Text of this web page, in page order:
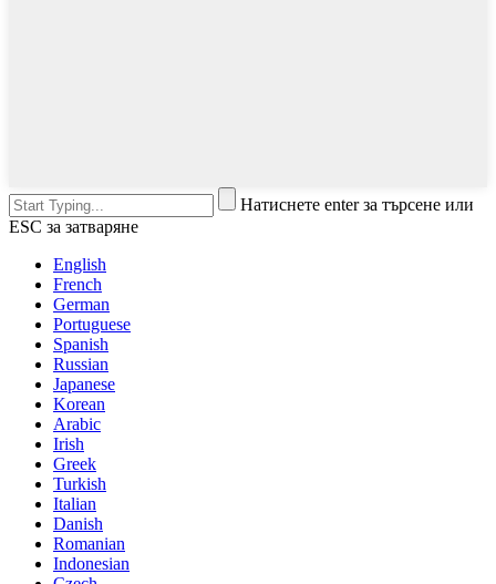
Натиснете enter за търсене или
ESC за затваряне
English
French
German
Portuguese
Spanish
Russian
Japanese
Korean
Arabic
Irish
Greek
Turkish
Italian
Danish
Romanian
Indonesian